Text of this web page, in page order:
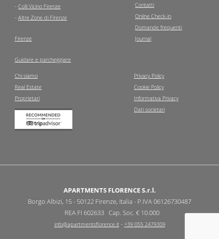
- Colli Vicino Firenze
- Altre Zone di Firenze
Firenze
Guidare e parcheggiare
Contatti
Online Check-in
Domande frequenti
Journal
Chi siamo
Real Estate
Proprietari
Privacy Policy
Cookie Policy
Informativa Privacy
Dati societari
APARTMENTS FLORENCE S.r.l.
Borgo Albizi, 15 - 50122 Firenze, Italia - P.IVA 06126730487
REA FI 602633 Cap. Soc. € 10.000
info@apartmentsflorence.it- +39 055 2479309